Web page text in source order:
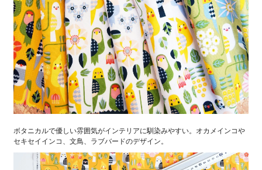
ボタニカルで優しい雰囲気がインテリアに馴染みやすい。オカメインコや
セキセイインコ、文鳥、ラブバードのデザイン。